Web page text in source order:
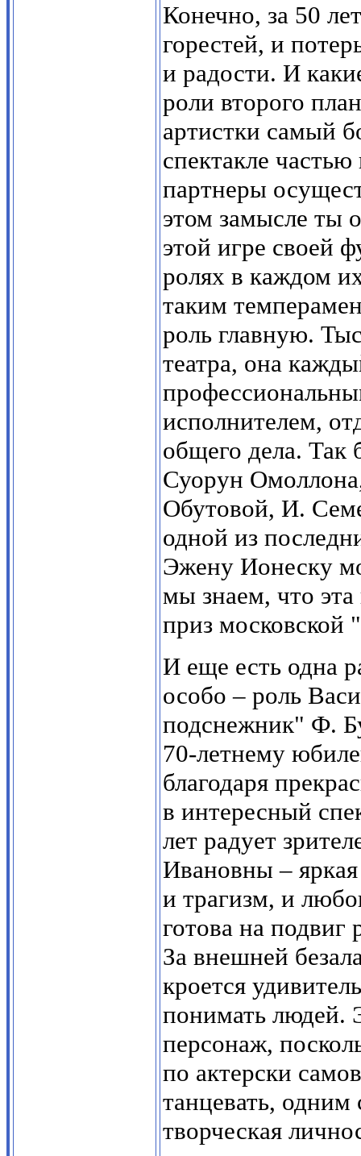
Конечно, за 50
горестей, и
и радости. И
роли второго
артистки самый
спектакле
партнеры
этом замысле ты
этой игре своей
ролях в каждом
таким
роль главную.
театра, она
исполнителем,
общего дела. Так
Суорун
Обутовой, И.
одной из
Эжену Ионеску
мы знаем, что
приз московской
И еще есть одна
особо – роль
подснежник" Ф.
70-летнему
благодаря
в интересный
лет радует
Ивановны –
и трагизм, и
готова на
За внешней
кроется
понимать людей.
персонаж,
по актерски
танцевать, одним
творческая